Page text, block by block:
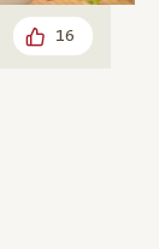
16